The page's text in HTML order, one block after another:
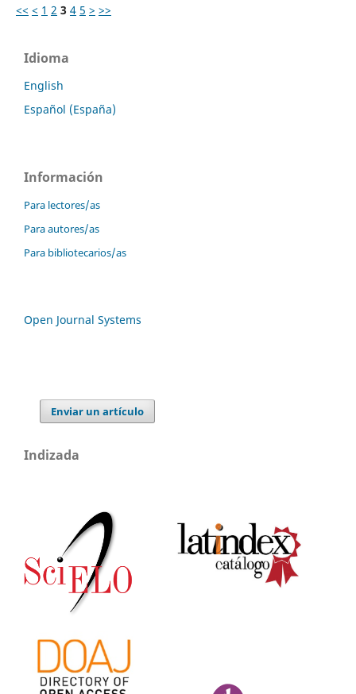
<< < 1 2 3 4 5 > >>
Idioma
English
Español (España)
Información
Para lectores/as
Para autores/as
Para bibliotecarios/as
Open Journal Systems
Enviar un artículo
Indizada